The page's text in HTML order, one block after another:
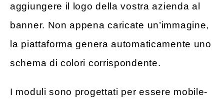
aggiungere il logo della vostra azienda al
banner. Non appena caricate un’immagine,
la piattaforma genera automaticamente uno
schema di colori corrispondente.
I moduli sono progettati per essere mobile-